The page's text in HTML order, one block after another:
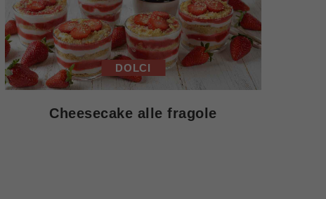
DOLCI
Cheesecake alle fragole